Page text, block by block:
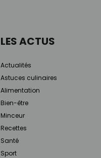
LES ACTUS
Actualités
Astuces culinaires
Alimentation
Bien-être
Minceur
Recettes
Santé
Sport